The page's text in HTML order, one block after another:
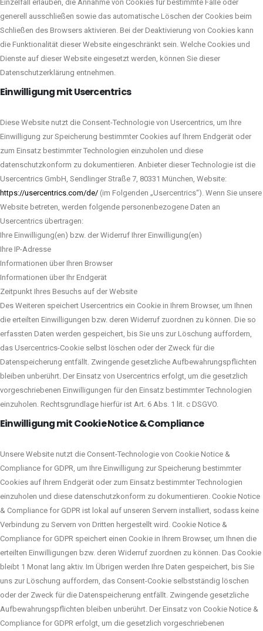
Einzelfall erlauben, die Annahme von Cookies für bestimmte Fälle oder
generell ausschließen sowie das automatische Löschen der Cookies beim
Schließen des Browsers aktivieren. Bei der Deaktivierung von Cookies kann
die Funktionalität dieser Website eingeschränkt sein. Welche Cookies und
Dienste auf dieser Website eingesetzt werden, können Sie dieser
Datenschutzerklärung entnehmen.
Einwilligung mit Usercentrics
Diese Website nutzt die Consent-Technologie von Usercentrics, um Ihre
Einwilligung zur Speicherung bestimmter Cookies auf Ihrem Endgerät oder
zum Einsatz bestimmter Technologien einzuholen und diese
datenschutzkonform zu dokumentieren. Anbieter dieser Technologie ist die
Usercentrics GmbH, Sendlinger Straße 7, 80331 München, Website:
https://usercentrics.com/de/ (im Folgenden „Usercentrics“). Wenn Sie unsere
Website betreten, werden folgende personenbezogene Daten an
Usercentrics übertragen:
Ihre Einwilligung(en) bzw. der Widerruf Ihrer Einwilligung(en)
Ihre IP-Adresse
Informationen über Ihren Browser
Informationen über Ihr Endgerät
Zeitpunkt Ihres Besuchs auf der Website
Des Weiteren speichert Usercentrics ein Cookie in Ihrem Browser, um Ihnen
die erteilten Einwilligungen bzw. deren Widerruf zuordnen zu können. Die so
erfassten Daten werden gespeichert, bis Sie uns zur Löschung auffordern,
das Usercentrics-Cookie selbst löschen oder der Zweck für die
Datenspeicherung entfällt. Zwingende gesetzliche Aufbewahrungspflichten
bleiben unberührt. Der Einsatz von Usercentrics erfolgt, um die gesetzlich
vorgeschriebenen Einwilligungen für den Einsatz bestimmter Technologien
einzuholen. Rechtsgrundlage hierfür ist Art. 6 Abs. 1 lit. c DSGVO.
Einwilligung mit Cookie Notice & Compliance
Unsere Website nutzt die Consent-Technologie von Cookie Notice &
Compliance for GDPR, um Ihre Einwilligung zur Speicherung bestimmter
Cookies auf Ihrem Endgerät oder zum Einsatz bestimmter Technologien
einzuholen und diese datenschutzkonform zu dokumentieren. Cookie Notice
& Compliance for GDPR ist lokal auf unseren Servern installiert, sodass keine
Verbindung zu Servern von Dritten hergestellt wird. Cookie Notice &
Compliance for GDPR speichert einen Cookie in Ihrem Browser, um Ihnen die
erteilten Einwilligungen bzw. deren Widerruf zuordnen zu können. Das Cookie
bleibt 1 Monat lang aktiv. Im Übrigen werden Ihre Daten gespeichert, bis Sie
uns zur Löschung auffordern, das Consent-Cookie selbstständig löschen
oder der Zweck für die Datenspeicherung entfällt. Zwingende gesetzliche
Aufbewahrungspflichten bleiben unberührt. Der Einsatz von Cookie Notice &
Compliance for GDPR erfolgt, um die gesetzlich vorgeschriebenen